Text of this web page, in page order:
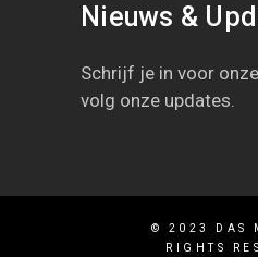
Nieuws &
Schrijf je in voor
volg onze updates.
© 2023 DAS
RIGHTS